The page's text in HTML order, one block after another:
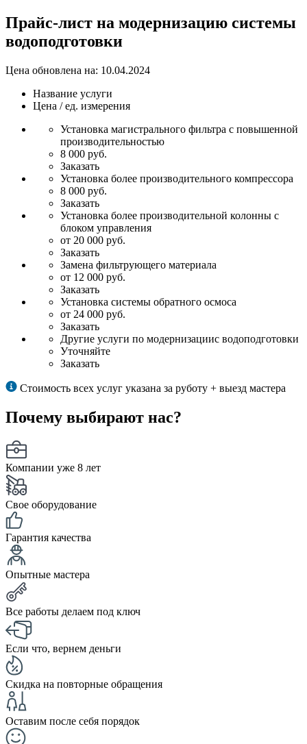
Прайс-лист на модернизацию системы
водоподготовки
Цена обновлена на: 10.04.2024
Название услуги
Цена / ед. измерения
Установка магистрального фильтра с повышенной
производительностью
8 000 руб.
Заказать
Установка более производительного компрессора
8 000 руб.
Заказать
Установка более производительной колонны с
блоком управления
от 20 000 руб.
Заказать
Замена фильтрующего материала
от 12 000 руб.
Заказать
Установка системы обратного осмоса
от 24 000 руб.
Заказать
Другие услуги по модернизациис водоподготовки
Уточняйте
Заказать
Стоимость всех услуг указана за руботу + выезд мастера
Почему выбирают нас?
Компании уже 8 лет
Свое оборудование
Гарантия качества
Опытные мастера
Все работы делаем под ключ
Если что, вернем деньги
Скидка на повторные обращения
Оставим после себя порядок